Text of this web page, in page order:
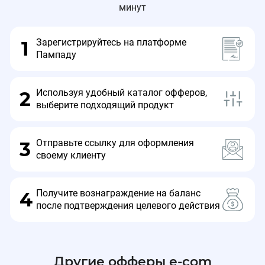
Хорошей работы!
🔔Продлен промокод на оффере Naos🔥 12.01.2026, 12:19:54
🔔Продлен промокод на оффере Naos🔥
✨NAOSNEW - ​Скидка 20% на все для новых
минут
1
Зарегистрируйтесь на платформе
Пампаду
2
Используя удобный каталог офферов,
выберите подходящий продукт
3 Отправьте ссылку для оформления
своему клиенту
4 Получите вознаграждение на баланс
после подтверждения целевого действия
Другие офферы e-com